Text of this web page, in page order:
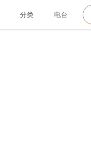
分类 电台